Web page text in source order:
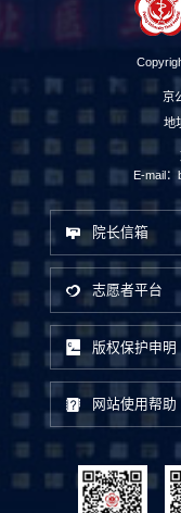
京
地
E-mail：
院长信箱
志愿者平台
版权保护申明
网站使用帮助